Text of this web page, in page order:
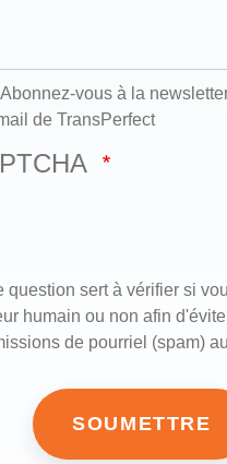
Abonnez-vous à la
de TransPerfect
question sert à vérifier si
humain ou non afin
de pourriel (spam)